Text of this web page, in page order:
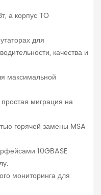
а корпус ТО
для
качества и
максимальной
миграция на
горячей замены MSA
10GBASE
мониторинга для